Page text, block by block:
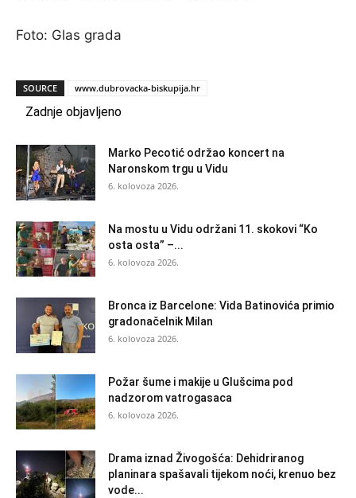
Foto: Glas grada
SOURCE www.dubrovacka-biskupija.hr
Zadnje objavljeno
Marko Pecotić održao koncert na
Naronskom trgu u Vidu
6. kolovoza 2026.
Na mostu u Vidu održani 11. skokovi “Ko
osta osta” –...
6. kolovoza 2026.
Bronca iz Barcelone: Vida Batinovića primio
gradonačelnik Milan
6. kolovoza 2026.
Požar šume i makije u Glušcima pod
nadzorom vatrogasaca
6. kolovoza 2026.
Drama iznad Živogošća: Dehidriranog
planinara spašavali tijekom noći, krenuo bez
vode...